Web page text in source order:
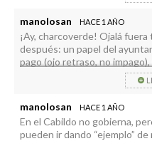
manolosan HACE 1 AÑO
¡Ay, charcoverde! Ojalá
después: un papel del
pago (ojo retraso, no
pagar a un ingeniero o
“técnicos” oficiales, dinero;
manolosan HACE 1 AÑO
En el Cabildo no gobierna,
pueden ir dando “ejemplo”